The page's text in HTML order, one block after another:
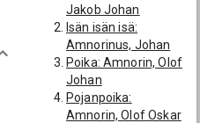
Jakob Johan
Isän isän isä:
Amnorinus, Johan
Poika: Amnorin, Olof
Johan
Pojanpoika:
Amnorin, Olof Oskar